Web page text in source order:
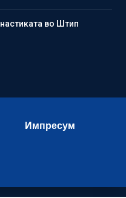
во Штип
Импресум